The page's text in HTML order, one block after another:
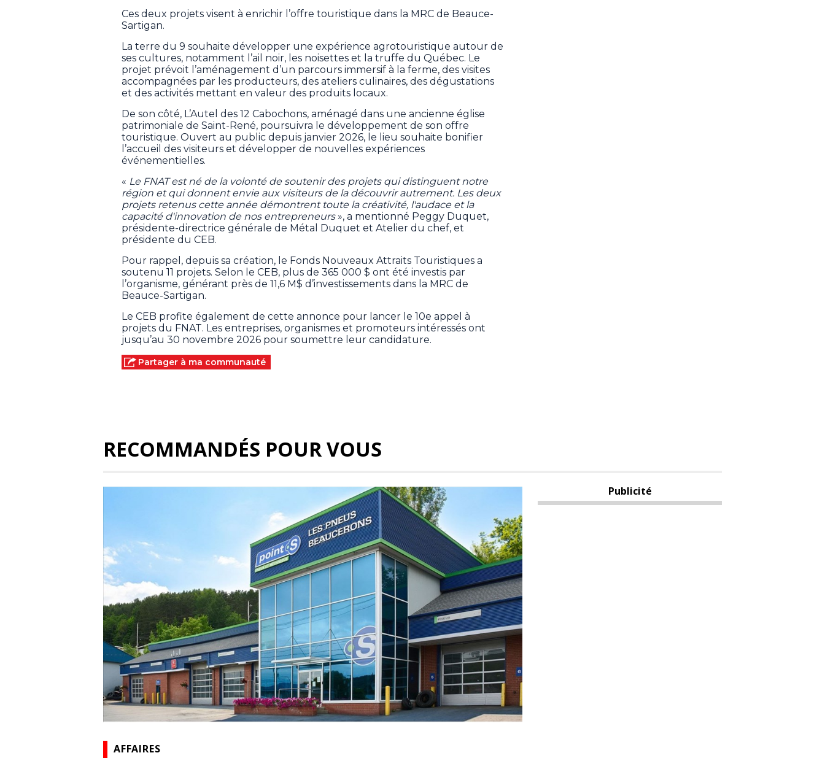
Ces deux projets visent à enrichir l’offre touristique dans la MRC de Beauce-
Sartigan.
La terre du 9 souhaite développer une expérience agrotouristique autour de
ses cultures, notamment l’ail noir, les noisettes et la truffe du Québec. Le
projet prévoit l’aménagement d’un parcours immersif à la ferme, des visites
accompagnées par les producteurs, des ateliers culinaires, des dégustations
et des activités mettant en valeur des produits locaux.
De son côté, L’Autel des 12 Cabochons, aménagé dans une ancienne église
patrimoniale de Saint-René, poursuivra le développement de son offre
touristique. Ouvert au public depuis janvier 2026, le lieu souhaite bonifier
l’accueil des visiteurs et développer de nouvelles expériences
événementielles.
« Le FNAT est né de la volonté de soutenir des projets qui distinguent notre
région et qui donnent envie aux visiteurs de la découvrir autrement. Les deux
projets retenus cette année démontrent toute la créativité, l'audace et la
capacité d'innovation de nos entrepreneurs», a mentionné Peggy Duquet,
présidente-directrice générale de Métal Duquet et Atelier du chef, et
présidente du CEB.
Pour rappel, depuis sa création, le Fonds Nouveaux Attraits Touristiques a
soutenu 11 projets. Selon le CEB, plus de 365 000 $ ont été investis par
l’organisme, générant près de 11,6 M$ d’investissements dans la MRC de
Beauce-Sartigan.
Le CEB profite également de cette annonce pour lancer le 10e appel à
projets du FNAT. Les entreprises, organismes et promoteurs intéressés ont
jusqu’au 30 novembre 2026 pour soumettre leur candidature.
Partager à ma communauté
RECOMMANDÉS POUR VOUS
AFFAIRES
Publicité